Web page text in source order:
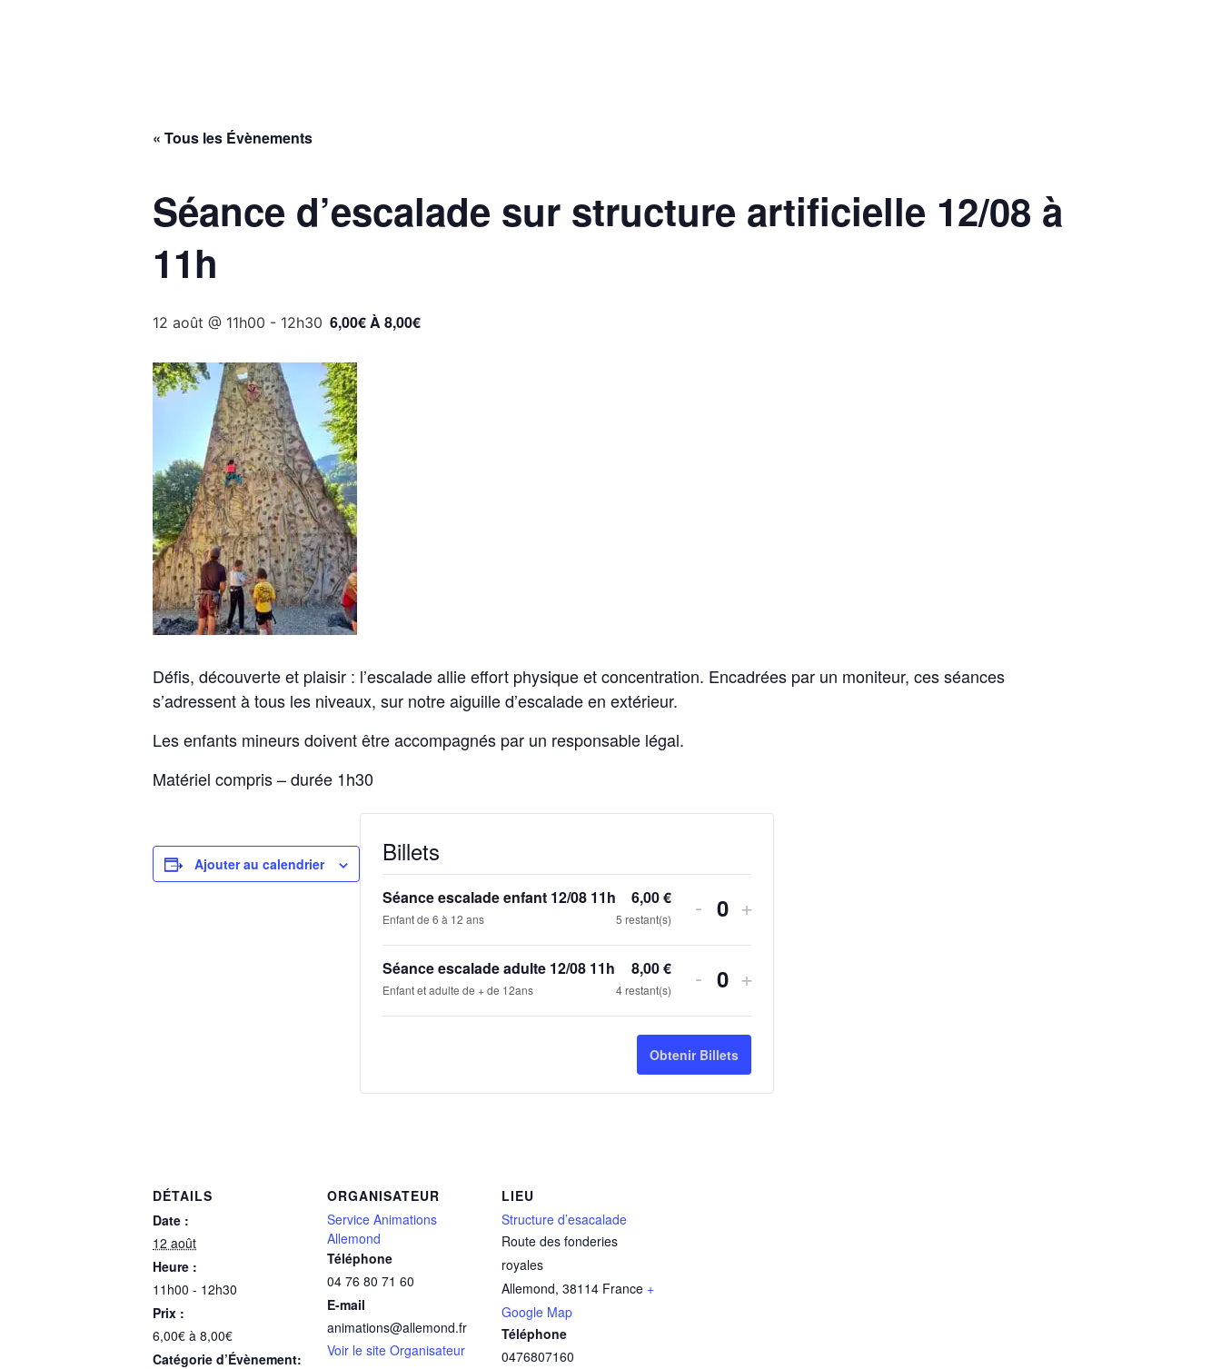
« Tous les Évènements
Séance d’escalade sur structure artificielle 12/08 à
11h
12 août @ 11h00 - 12h30 6,00€ À 8,00€
Défis, découverte et plaisir : l’escalade allie effort physique et concentration. Encadrées par un moniteur, ces séances
s’adressent à tous les niveaux, sur notre aiguille d’escalade en extérieur.
Les enfants mineurs doivent être accompagnés par un responsable légal.
Matériel compris – durée 1h30
Ajouter au calendrier
DÉTAILS
Date :
12 août
Heure :
11h00 - 12h30
Prix :
6,00€ à 8,00€
Catégorie d’Évènement:
ORGANISATEUR
Service Animations
Allemond
Téléphone
04 76 80 71 60
E-mail
animations@allemond.fr
Voir le site Organisateur
LIEU
Structure d’esacalade
Route des fonderies
royales
Allemond, 38114 France +
Google Map
Téléphone
0476807160
Billets
Séance escalade enfant 12/08 11h
Enfant de 6 à 12 ans
6,00€
5 restant(s) - Quantité
+
Séance escalade adulte 12/08 11h
Enfant et adulte de + de 12ans
8,00€
4restant(s) - Quantité
+
Obtenir Billets